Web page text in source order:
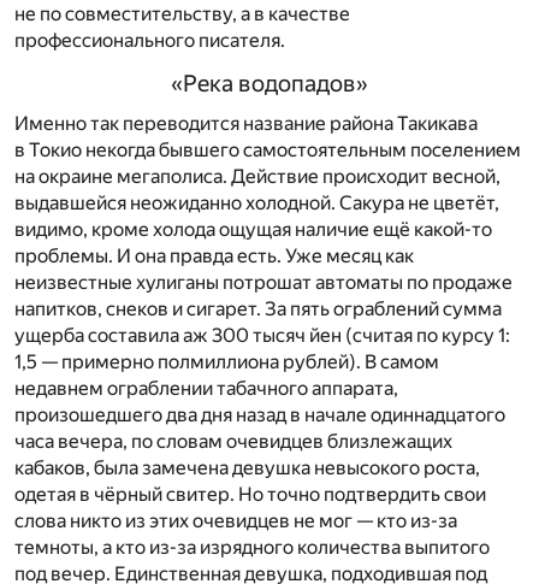
не по совместительству, а в качестве
профессионального писателя.
«Река водопадов»
Именно так переводится название района Такикава
в Токио некогда бывшего самостоятельным поселением
на окраине мегаполиса. Действие происходит весной,
выдавшейся неожиданно холодной. Сакура не цветёт,
видимо, кроме холода ощущая наличие ещё какой-то
проблемы. И она правда есть. Уже месяц как
неизвестные хулиганы потрошат автоматы по продаже
напитков, снеков и сигарет. За пять ограблений сумма
ущерба составила аж 300 тысяч йен (считая по курсу 1:
1,5 — примерно полмиллиона рублей). В самом
недавнем ограблении табачного аппарата,
произошедшего два дня назад в начале одиннадцатого
часа вечера, по словам очевидцев близлежащих
кабаков, была замечена девушка невысокого роста,
одетая в чёрный свитер. Но точно подтвердить свои
слова никто из этих очевидцев не мог — кто из-за
темноты, а кто из-за изрядного количества выпитого
под вечер. Единственная девушка, подходившая под